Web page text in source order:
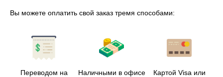
Вы можете оплатить свой заказ тремя способами:
Переводом на
Наличными в офисе
Картой Visa или